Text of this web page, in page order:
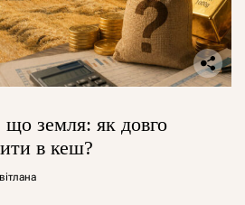
що земля: як довго
в кеш?